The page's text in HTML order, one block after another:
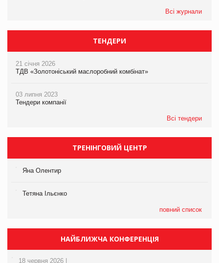
Всі журнали
ТЕНДЕРИ
21 січня 2026
ТДВ «Золотоніський маслоробний комбінат»
03 липня 2023
Тендери компанії
Всі тендери
ТРЕНІНГОВИЙ ЦЕНТР
Яна Олентир
Тетяна Ільєнко
повний список
НАЙБЛИЖЧА КОНФЕРЕНЦІЯ
18 червня 2026 |